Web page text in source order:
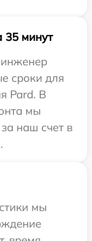
35 минут
сроки для
Pard. В
мы
наш счет в
мы